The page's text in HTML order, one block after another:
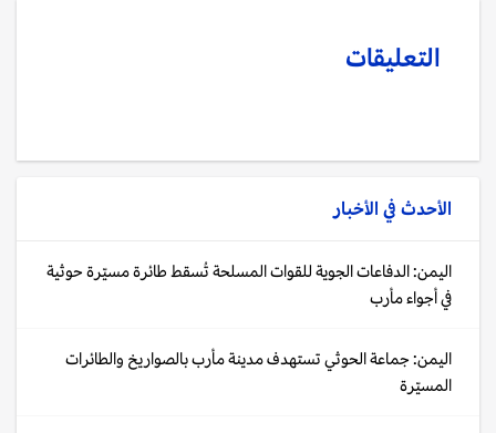
التعليقات
الأحدث في الأخبار
اليمن: الدفاعات الجوية للقوات المسلحة تُسقط طائرة مسيّرة حوثية
في أجواء مأرب
اليمن: جماعة الحوثي تستهدف مدينة مأرب بالصواريخ والطائرات
المسيّرة